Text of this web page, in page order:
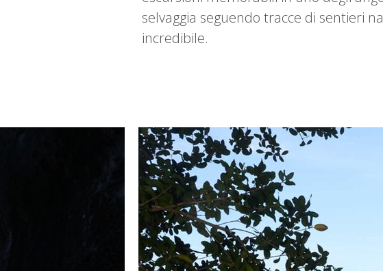
selvaggia seguendo tracce di sentieri
incredibile.